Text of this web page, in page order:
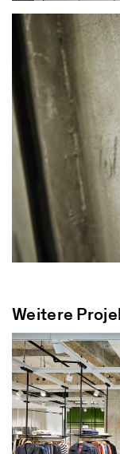
Weitere